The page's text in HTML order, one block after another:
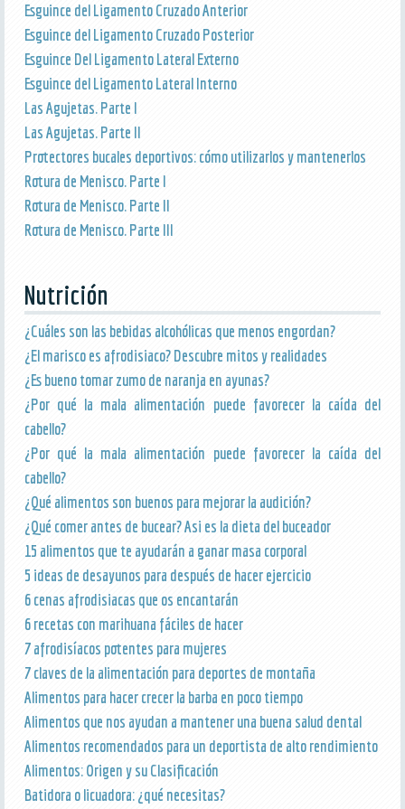
Esguince del Ligamento Cruzado Anterior
Esguince del Ligamento Cruzado Posterior
Esguince Del Ligamento Lateral Externo
Esguince del Ligamento Lateral Interno
Las Agujetas. Parte I
Las Agujetas. Parte II
Protectores bucales deportivos: cómo utilizarlos y mantenerlos
Rotura de Menisco. Parte I
Rotura de Menisco. Parte II
Rotura de Menisco. Parte III
Nutrición
¿Cuáles son las bebidas alcohólicas que menos engordan?
¿El marisco es afrodisiaco? Descubre mitos y realidades
¿Es bueno tomar zumo de naranja en ayunas?
¿Por qué la mala alimentación puede favorecer la caída del
cabello?
¿Por qué la mala alimentación puede favorecer la caída del
cabello?
¿Qué alimentos son buenos para mejorar la audición?
¿Qué comer antes de bucear? Asi es la dieta del buceador
15 alimentos que te ayudarán a ganar masa corporal
5 ideas de desayunos para después de hacer ejercicio
6 cenas afrodisiacas que os encantarán
6 recetas con marihuana fáciles de hacer
7 afrodisíacos potentes para mujeres
7 claves de la alimentación para deportes de montaña
Alimentos para hacer crecer la barba en poco tiempo
Alimentos que nos ayudan a mantener una buena salud dental
Alimentos recomendados para un deportista de alto rendimiento
Alimentos: Origen y su Clasificación
Batidora o licuadora: ¿qué necesitas?